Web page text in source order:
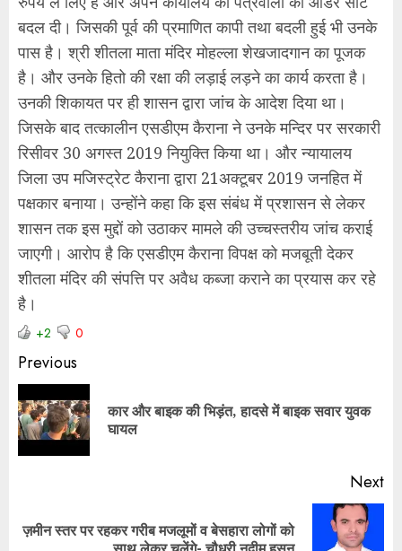
बदल दी। जिसकी पूर्व की प्रमाणित कापी तथा बदली हुई भी उनके
पास है। श्री शीतला माता मंदिर मोहल्ला शेखजादगान का पूजक
है। और उनके हितो की रक्षा की लड़ाई लड़ने का कार्य करता है।
उनकी शिकायत पर ही शासन द्वारा जांच के आदेश दिया था।
जिसके बाद तत्कालीन एसडीएम कैराना ने उनके मन्दिर पर सरकारी
रिसीवर 30 अगस्त 2019 नियुक्ति किया था। और न्यायालय
जिला उप मजिस्ट्रेट कैराना द्वारा 21अक्टूबर 2019 जनहित में
पक्षकार बनाया। उन्होंने कहा कि इस संबंध में प्रशासन से लेकर
शासन तक इस मुद्दों को उठाकर मामले की उच्चस्तरीय जांच कराई
जाएगी। आरोप है कि एसडीएम कैराना विपक्ष को मजबूती देकर
शीतला मंदिर की संपत्ति पर अवैध कब्जा कराने का प्रयास कर रहे
है।
+2 0
Previous
कार और बाइक की भिड़ंत, हादसे में बाइक सवार युवक
घायल
Next
ज़मीन स्तर पर रहकर गरीब मजलूमों व बेसहारा लोगों को